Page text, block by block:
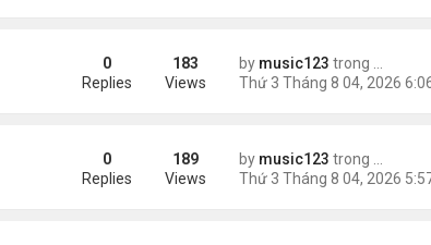
by music123 trong
0
Replies
183
Views
by music123 trong
0
Replies
189
Views